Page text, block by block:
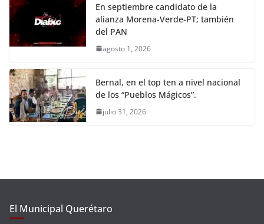
En septiembre candidato de la
alianza Morena-Verde-PT; también
del PAN
agosto 1, 2026
Bernal, en el top ten a nivel nacional
de los “Pueblos Mágicos”.
julio 31, 2026
El Municipal Querétaro